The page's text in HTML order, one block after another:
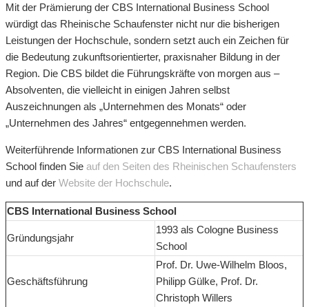
Mit der Prämierung der CBS International Business School
würdigt das Rheinische Schaufenster nicht nur die bisherigen
Leistungen der Hochschule, sondern setzt auch ein Zeichen für
die Bedeutung zukunftsorientierter, praxisnaher Bildung in der
Region. Die CBS bildet die Führungskräfte von morgen aus –
Absolventen, die vielleicht in einigen Jahren selbst
Auszeichnungen als „Unternehmen des Monats“ oder
„Unternehmen des Jahres“ entgegennehmen werden.
Weiterführende Informationen zur CBS International Business
School finden Sie auf den Seiten des Rheinischen Schaufensters
und auf der Website der Hochschule.
CBS International Business School
Gründungsjahr
1993 als Cologne Business
School
Geschäftsführung
Prof. Dr. Uwe-Wilhelm Bloos,
Philipp Gülke, Prof. Dr.
Christoph Willers